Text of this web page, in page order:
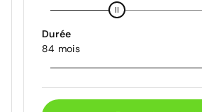
Durée
84 mois